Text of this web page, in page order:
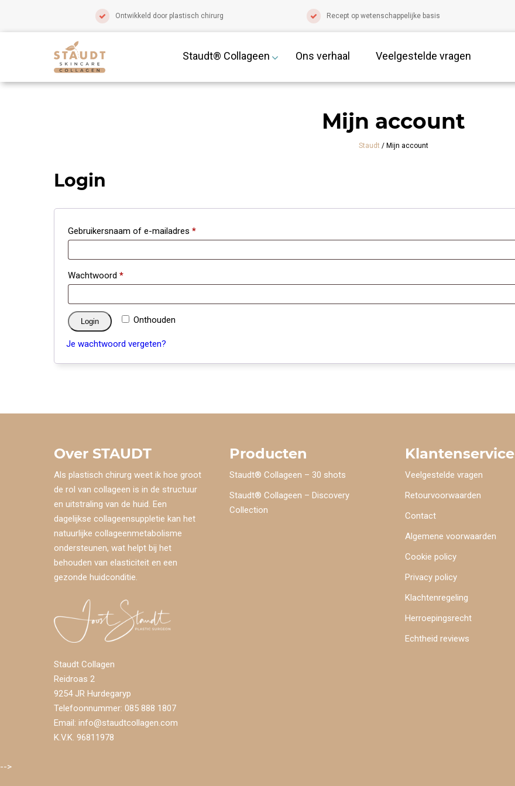
Ontwikkeld door plastisch chirurg Recept op wetenschappelijke basis
Staudt® Collageen Ons verhaal Veelgestelde vragen
Mijn account
Staudt / Mijn account
Login
Gebruikersnaam of e-mailadres *Vereist
Wachtwoord *Vereist
Onthouden
Login
Je wachtwoord vergeten?
Over STAUDT
Als plastisch chirurg weet ik hoe groot
de rol van collageen is in de structuur
en uitstraling van de huid. Een
dagelijkse collageensuppletie kan het
natuurlijke collageenmetabolisme
ondersteunen, wat helpt bij het
behouden van elasticiteit en een
gezonde huidconditie.
Staudt Collagen
Reidroas 2
9254 JR Hurdegaryp
Telefoonnummer: 085 888 1807
Email: info@staudtcollagen.com
K.V.K. 96811978
Producten
Staudt® Collageen – 30 shots
Staudt® Collageen – Discovery
Collection
Klantenservice
Veelgestelde vragen
Retourvoorwaarden
Contact
Algemene voorwaarden
Cookie policy
Privacy policy
Klachtenregeling
Herroepingsrecht
Echtheid reviews
-->